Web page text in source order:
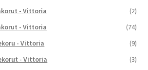
- Vittoria
(2)
- Vittoria
(74)
- Vittoria
(9)
- Vittoria
(3)